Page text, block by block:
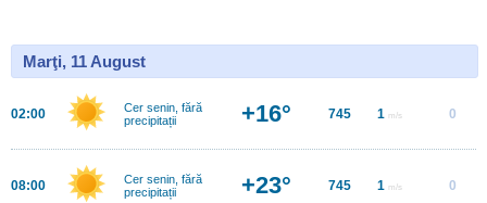
Marţi, 11 August
02:00
Cer senin, fără
precipitații
+16° 745 1 m/s 0
08:00
Cer senin, fără
precipitații
+23° 745 1 m/s 0